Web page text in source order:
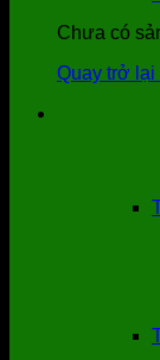
Chưa có
Quay trở